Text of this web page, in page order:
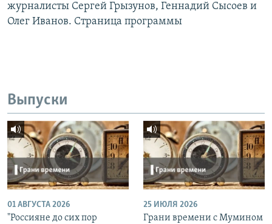
журналисты Сергей Грызунов, Геннадий Сысоев и
Олег Иванов. Страница программы
Выпуски
01 АВГУСТА 2026
"Россияне до сих пор
25 ИЮЛЯ 2026
Грани времени с Мумином